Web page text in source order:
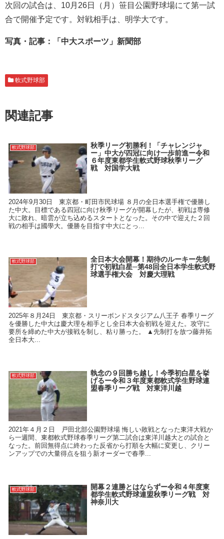
次回の試合は、10月26日（月）笹目公園野球場にて第一試
合で開催予定です。対戦相手は、明学大です。
写真・記事：「中大スポーツ」新聞部
軟式野球部
関連記事
軟式野球部
秋季リーグ初勝利！「チャレンジャ
ー」中大が四冠に向け一歩前進ー令和
６年度東都学生軟式野球秋季リーグ
戦 対国学大戦
2024年9月30日 東京都・町田市民球場 ８月の全日本選手権で優勝し
た中大。目標である四冠に向け秋季リーグが開幕したが、初戦は専修
大に敗れ、暗雲が立ち込めるスタートとなった。その中で迎えた２回
戦の相手は國學大。優勝を目指す中大にとっ...
軟式野球部
全日本大会開幕！期待のルーキー先制
打で初戦白星─第48回全日本学生軟式野
球選手権大会 対慶大理戦
2025年８月24日 東京都・スリーボンドスタジアム八王子 春季リーグ
を優勝した中大は慶大理を相手とし全日本大会初戦を迎えた。攻守に
要所を締めた中大が接戦を制し、粘り勝った。 ▲先制打を放つ藤井拓
全日本大...
軟式野球部
執念の９回勝ち越し！今季初白星を挙
げるー令和３年度東都軟式学生野球連
盟春季リーグ戦 対東洋川越
2021年４月２日 戸田北部公園野球場 悔しい敗戦となった東洋大戦か
ら一週間、東都軟式野球春季リーグ第二試合は東洋川越大との試合と
なった。前回無得点に終わった反省から打順を大幅に変更し、クリー
ンアップでの大量得点を狙う新オーダーで春季...
軟式野球部
開幕２連勝とはならずー令和４年度東
都学生軟式野球連盟秋季リーグ戦 対
神奈川大